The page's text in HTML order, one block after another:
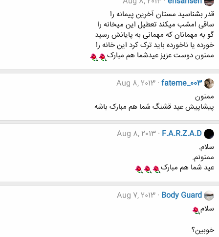
قدر بشناسید مستان آخرین پیمانه را
ساقی امشب میکند تعطیل این میخانه را
گو به مهمانان که مهمانی به پایانش رسید
خورده یا ناخورده باید ترک کرد این خانه را
ممنون دوست عزیز عیدشما هم مبارک
fateme_003
Aug 8, 2013
ممنون
پیشاپیش عید قشنگ شما هم مبارک باشه
F.A.R.Z.A.D
Aug 8, 2013
سلام.
ممنونم.
عید شما هم مبارک
Body Guard
Aug 7, 2013
سلام
خوبین؟